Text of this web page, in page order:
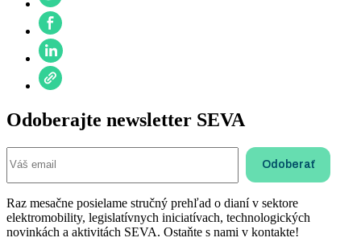
Odoberajte newsletter SEVA
Raz mesačne posielame stručný prehľad o dianí v sektore
elektromobility, legislatívnych iniciatívach, technologických
novinkách a aktivitách SEVA. Ostaňte s nami v kontakte!